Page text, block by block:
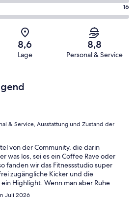
16
8,6
Lage
8,8
Personal & Service
& Service, Ausstattung und Zustand der
von der Community, die darin
was los, sei es ein Coffee Rave oder
fanden wir das Fitnessstudio super
zugängliche Kicker und die
Highlight. Wenn man aber Ruhe
in seinem Zimmer.
Juli 2026